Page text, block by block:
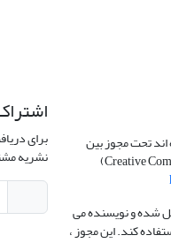
تحت مجوز بین
المللی( Creative Commons Attribution cc-by 4.0)
شده و نویسنده می
کند. این مجوز ،
برای
نشریه